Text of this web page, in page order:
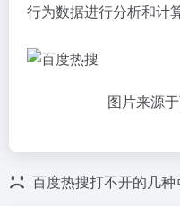
行为数据进行分析和计
图片来源
百度热搜打不开的几